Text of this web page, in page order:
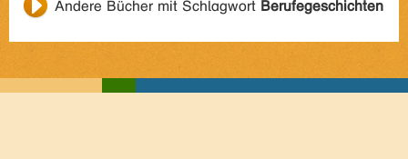
Andere Bücher mit Schlagwort Berufegeschichten